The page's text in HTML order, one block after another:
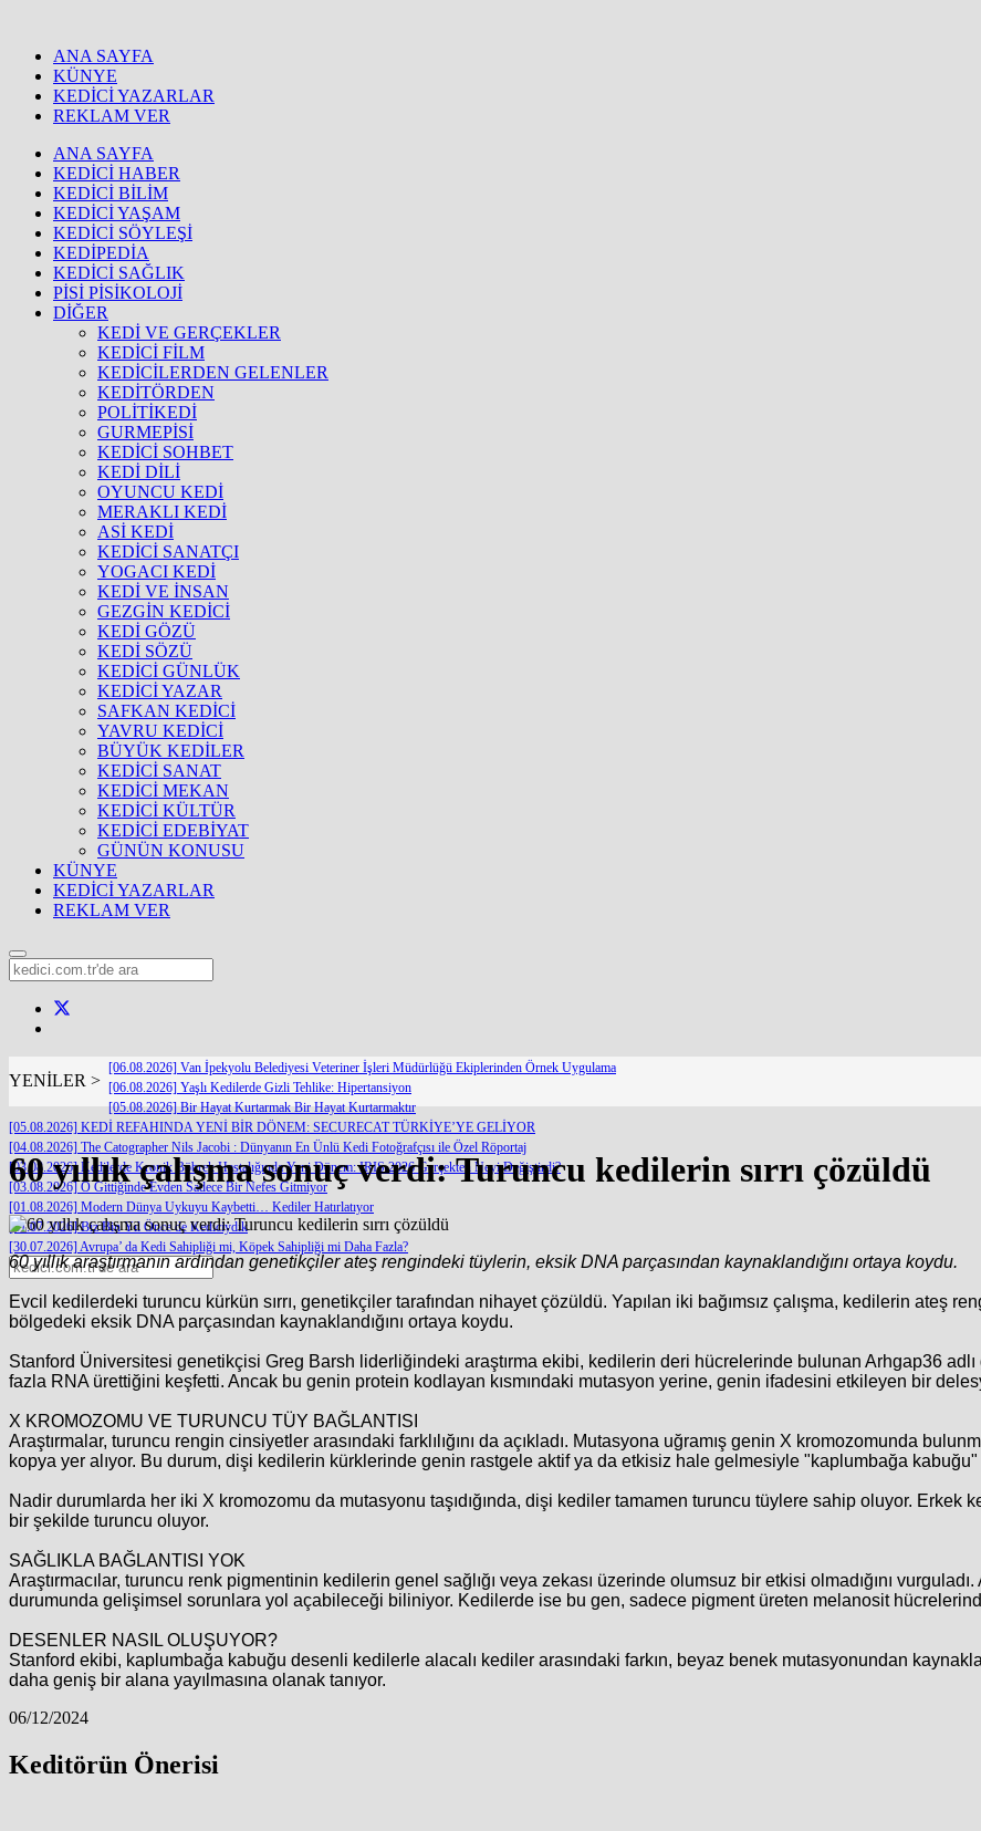
ANA SAYFA
KÜNYE
KEDİCİ YAZARLAR
REKLAM VER
ANA SAYFA
KEDİCİ HABER
KEDİCİ BİLİM
KEDİCİ YAŞAM
KEDİCİ SÖYLEŞİ
KEDİPEDİA
KEDİCİ SAĞLIK
PİSİ PİSİKOLOJİ
DİĞER
KEDİ VE GERÇEKLER
KEDİCİ FİLM
KEDİCİLERDEN GELENLER
KEDİTÖRDEN
POLİTİKEDİ
GURMEPİSİ
KEDİCİ SOHBET
KEDİ DİLİ
OYUNCU KEDİ
MERAKLI KEDİ
ASİ KEDİ
KEDİCİ SANATÇI
YOGACI KEDİ
KEDİ VE İNSAN
GEZGİN KEDİCİ
KEDİ GÖZÜ
KEDİ SÖZÜ
KEDİCİ GÜNLÜK
KEDİCİ YAZAR
SAFKAN KEDİCİ
YAVRU KEDİCİ
BÜYÜK KEDİLER
KEDİCİ SANAT
KEDİCİ MEKAN
KEDİCİ KÜLTÜR
KEDİCİ EDEBİYAT
GÜNÜN KONUSU
KÜNYE
KEDİCİ YAZARLAR
REKLAM VER
YENİLER >
[06.08.2026] Van İpekyolu Belediyesi Veteriner İşleri Müdürlüğü Ekiplerinden Örnek Uygulama
[06.08.2026] Yaşlı Kedilerde Gizli Tehlike: Hipertansiyon
[05.08.2026] Bir Hayat Kurtarmak Bir Hayat Kurtarmaktır
[05.08.2026] KEDİ REFAHINDA YENİ BİR DÖNEM: SECURECAT TÜRKİYE’YE GELİYOR
[04.08.2026] The Catographer Nils Jacobi : Dünyanın En Ünlü Kedi Fotoğrafçısı ile Özel Röportaj
[03.08.2026] Kedilerde Kronik Böbrek Hastalığında Yeni Dönem: IRIS 2026 Gerçekten Neyi Değiştirdi?
[03.08.2026] O Gittiğinde Evden Sadece Bir Nefes Gitmiyor
[01.08.2026] Modern Dünya Uykuyu Kaybetti… Kediler Hatırlatıyor
[31.07.2026] Biz Bin Yıl Önce de Kediciydik
[30.07.2026] Avrupa’ da Kedi Sahipliği mi, Köpek Sahipliği mi Daha Fazla?
60 yıllık çalışma sonuç verdi: Turuncu kedilerin sırrı çözüldü
60 yıllık araştırmanın ardından genetikçiler ateş rengindeki tüylerin, eksik DNA parçasından kaynaklandığını ortaya koydu.
Evcil kedilerdeki turuncu kürkün sırrı, genetikçiler tarafından nihayet çözüldü. Yapılan iki bağımsız çalışma, kedilerin ateş
bölgedeki eksik DNA parçasından kaynaklandığını ortaya koydu.
Stanford Üniversitesi genetikçisi Greg Barsh liderliğindeki araştırma ekibi, kedilerin deri hücrelerinde bulunan Arhgap36
fazla RNA ürettiğini keşfetti. Ancak bu genin protein kodlayan kısmındaki mutasyon yerine, genin ifadesini etkileyen bir
X KROMOZOMU VE TURUNCU TÜY BAĞLANTISI
Araştırmalar, turuncu rengin cinsiyetler arasındaki farklılığını da açıkladı. Mutasyona uğramış genin X kromozomunda
kopya yer alıyor. Bu durum, dişi kedilerin kürklerinde genin rastgele aktif ya da etkisiz hale gelmesiyle "kaplumbağa
Nadir durumlarda her iki X kromozomu da mutasyonu taşıdığında, dişi kediler tamamen turuncu tüylere sahip oluyor.
bir şekilde turuncu oluyor.
SAĞLIKLA BAĞLANTISI YOK
Araştırmacılar, turuncu renk pigmentinin kedilerin genel sağlığı veya zekası üzerinde olumsuz bir etkisi olmadığını
durumunda gelişimsel sorunlara yol açabileceği biliniyor. Kedilerde ise bu gen, sadece pigment üreten melanosit
DESENLER NASIL OLUŞUYOR?
Stanford ekibi, kaplumbağa kabuğu desenli kedilerle alacalı kediler arasındaki farkın, beyaz benek mutasyonundan
daha geniş bir alana yayılmasına olanak tanıyor.
06/12/2024
Keditörün Önerisi